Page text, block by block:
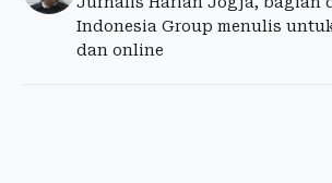
Indonesia Group menulis
dan online